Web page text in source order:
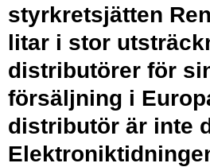
styrkretsjätten
litar i stor
distributörer för
försäljning i
distributör är inte